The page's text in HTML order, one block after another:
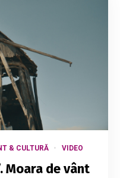
& CULTURĂ VIDEO
Moara de vânt